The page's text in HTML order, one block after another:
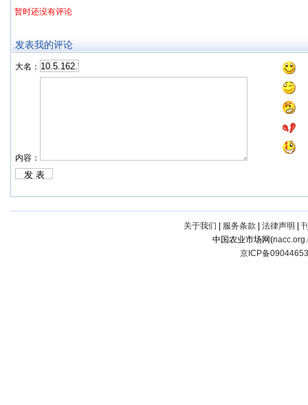
暂时还没有评论
发表我的评论
大名：
内容：
关于我们 服务条款 法律声明
中国农业市场网(
京ICP备